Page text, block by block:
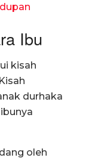
Ibu
kisah
durhaka
oleh